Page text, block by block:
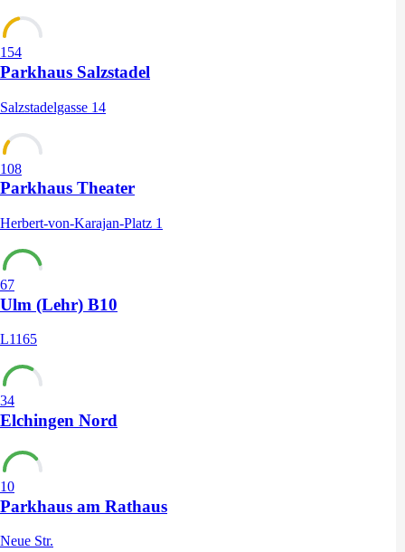
154
Parkhaus Salzstadel
Salzstadelgasse 14
108
Parkhaus Theater
Herbert-von-Karajan-Platz 1
67
Ulm (Lehr) B10
L1165
34
Elchingen Nord
10
Parkhaus am Rathaus
Neue Str.